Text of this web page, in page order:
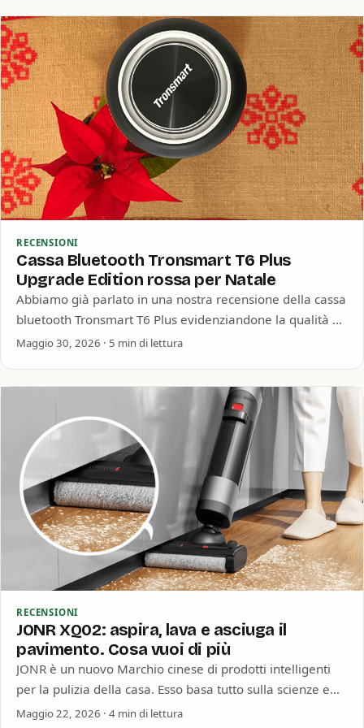
RECENSIONI
Cassa Bluetooth Tronsmart T6 Plus
Upgrade Edition rossa per Natale
Abbiamo già parlato in una nostra recensione della cassa
bluetooth Tronsmart T6 Plus evidenziandone la qualità e
soprattutto la straordinaria durata della…
Maggio 30, 2026 · 5 min di lettura
RECENSIONI
JONR XQ02: aspira, lava e asciuga il
pavimento. Cosa vuoi di più
JONR è un nuovo Marchio cinese di prodotti intelligenti
per la pulizia della casa. Esso basa tutto sulla scienze e
sull’innovazione, come…
Maggio 22, 2026 · 4 min di lettura